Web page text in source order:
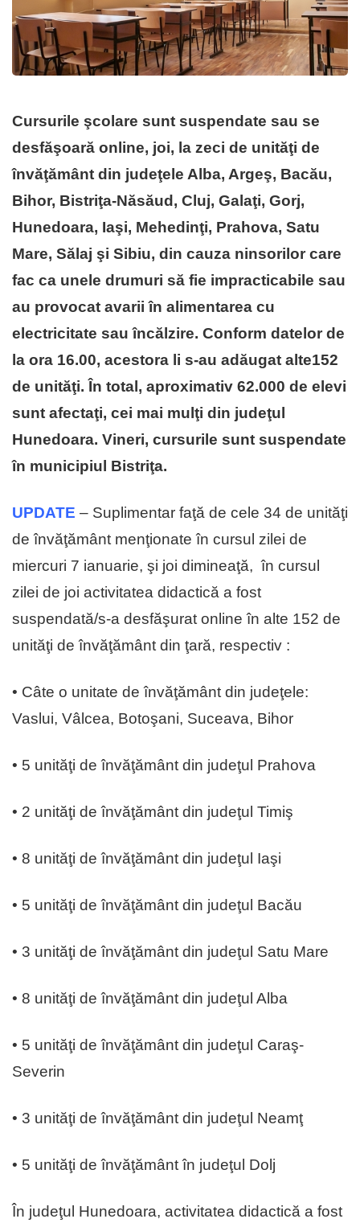
Cursurile şcolare sunt suspendate sau se
desfăşoară online, joi, la zeci de unităţi de
învăţământ din judeţele Alba, Argeş, Bacău,
Bihor, Bistriţa-Năsăud, Cluj, Galaţi, Gorj,
Hunedoara, Iaşi, Mehedinţi, Prahova, Satu
Mare, Sălaj şi Sibiu, din cauza ninsorilor care
fac ca unele drumuri să fie impracticabile sau
au provocat avarii în alimentarea cu
electricitate sau încălzire. Conform datelor de
la ora 16.00, acestora li s-au adăugat alte152
de unităţi. În total, aproximativ 62.000 de elevi
sunt afectaţi, cei mai mulţi din judeţul
Hunedoara. Vineri, cursurile sunt suspendate
în municipiul Bistriţa.
UPDATE – Suplimentar faţă de cele 34 de unităţi
de învăţământ menţionate în cursul zilei de
miercuri 7 ianuarie, şi joi dimineaţă, în cursul
zilei de joi activitatea didactică a fost
suspendată/s-a desfăşurat online în alte 152 de
unităţi de învăţământ din ţară, respectiv :
• Câte o unitate de învăţământ din judeţele:
Vaslui, Vâlcea, Botoşani, Suceava, Bihor
• 5 unităţi de învăţământ din judeţul Prahova
• 2 unităţi de învăţământ din judeţul Timiş
• 8 unităţi de învăţământ din judeţul Iaşi
• 5 unităţi de învăţământ din judeţul Bacău
• 3 unităţi de învăţământ din judeţul Satu Mare
• 8 unităţi de învăţământ din judeţul Alba
• 5 unităţi de învăţământ din judeţul Caraş-
Severin
• 3 unităţi de învăţământ din judeţul Neamţ
• 5 unităţi de învăţământ în judeţul Dolj
În judeţul Hunedoara, activitatea didactică a fost